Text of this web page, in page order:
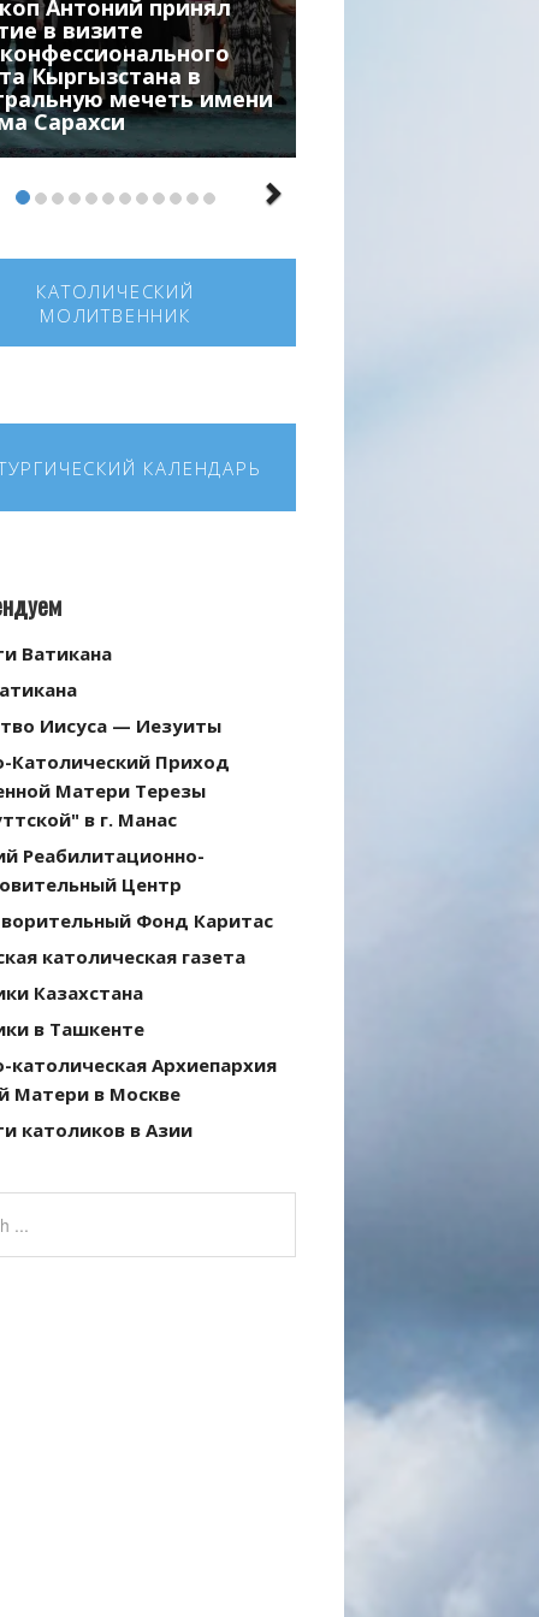
Антоний принял
в визите
Кыргызстана в
мечеть имени
Сарахси
КАТОЛИЧЕСКИЙ
МОЛИТВЕННИК
КАЛЕНДАРЬ
Ватикана
Иисуса — Иезуиты
Католический Приход
Матери Терезы
в г. Манас
Реабилитационно-
Центр
Фонд Каритас
католическая газета
Казахстана
в Ташкенте
католическая Архиепархия
Матери в Москве
католиков в Азии